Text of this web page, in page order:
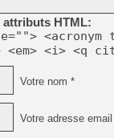
attributs HTML:
<acronym
<em> <i> <q
Votre nom *
Votre adresse